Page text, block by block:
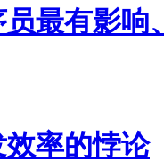
最有影响
率的悖论